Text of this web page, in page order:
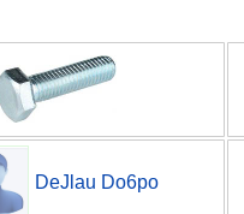
DeJlau Do6po